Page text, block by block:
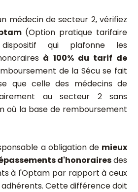
médecin de secteur 2, vérifiez
(Option pratique tarifaire
qui plafonne les
à 100% du tarif de
de la Sécu se fait
que celle des médecins de
au secteur 2 sans
où la base de remboursement
a obligation de mieux
d'honorairesdes
à l'Optam par rapport à ceux
Cette différence doit